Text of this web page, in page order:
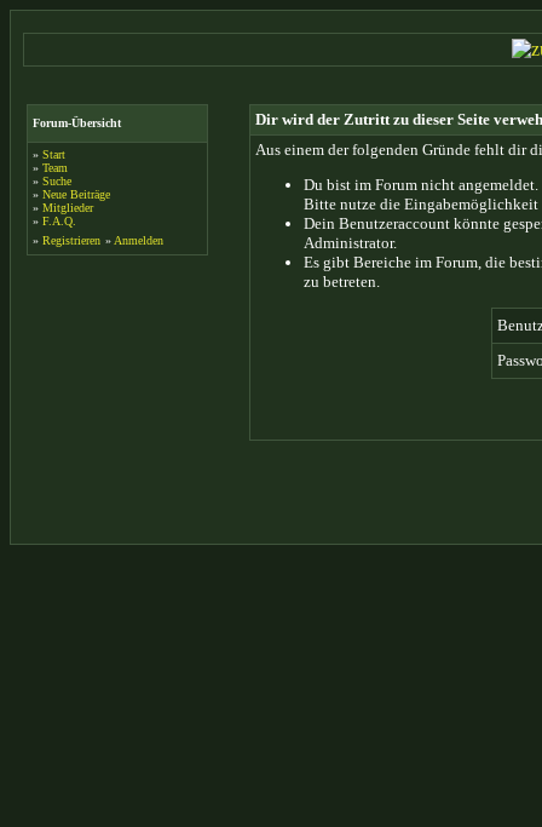
Forum-Übersicht
» Start
» Team
» Suche
» Neue Beiträge
» Mitglieder
» F.A.Q.
» Registrieren » Anmelden
Dir wird der Zutritt zu dieser Seite
Aus einem der folgenden Gründe fehlt dir
Du bist im Forum nicht
Bitte nutze die Eingabemöglichkeit
Dein Benutzeraccount könnte
Administrator.
Es gibt Bereiche im Forum, die
zu betreten.